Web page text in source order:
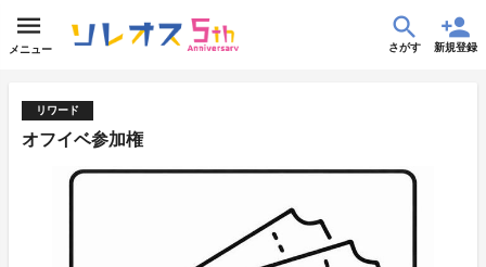
メニュー さがす 新規登録
リワード
オフイベ参加権